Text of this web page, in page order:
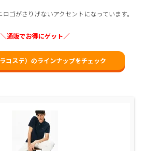
ゴがさりげないアクセントになっています。
＼通販でお得にゲット／
コステ）のラインナップをチェック